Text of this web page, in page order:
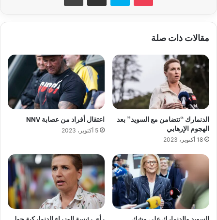
مقالات ذات صلة
الدنمارك “تتضامن مع السويد” بعد
الهجوم الإرهابي
18 أكتوبر، 2023
اعتقال أفراد من عصابة NNV
5 أكتوبر، 2023